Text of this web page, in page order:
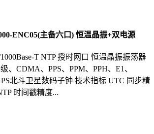
ENC05(主备六口) 恒温晶振+双电源
T NTP 授时网口 恒温晶振振荡器
、CDMA、PPS、PPM、PPH、E1、
北斗卫星数码子钟 技术指标 UTC 同步精
时间戳精度...